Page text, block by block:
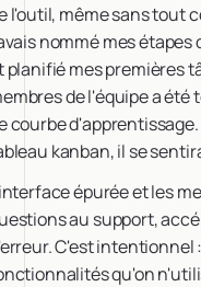
l'outil, même sans tout
nommé mes étapes
planifié mes premières
de l'équipe a été
courbe
kanban, il se
épurée et les
au support,
C'est intentionnel
qu'on